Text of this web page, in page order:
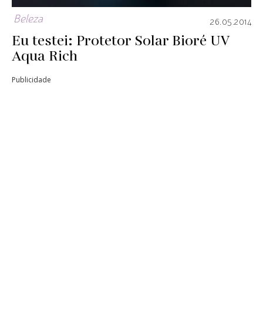
Beleza 26.05.2014
Eu testei: Protetor Solar Bioré UV
Aqua Rich
Publicidade